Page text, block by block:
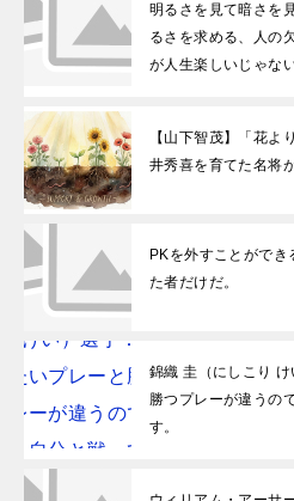
明るさを見て暗さを
るさを求める、人の
が人生楽しいじゃな
【山下智茂】「花よ
井秀喜を育てた名将
PKを外すことがで
た者だけだ。
錦織 圭（にしこり
勝つプレーが違うの
す。